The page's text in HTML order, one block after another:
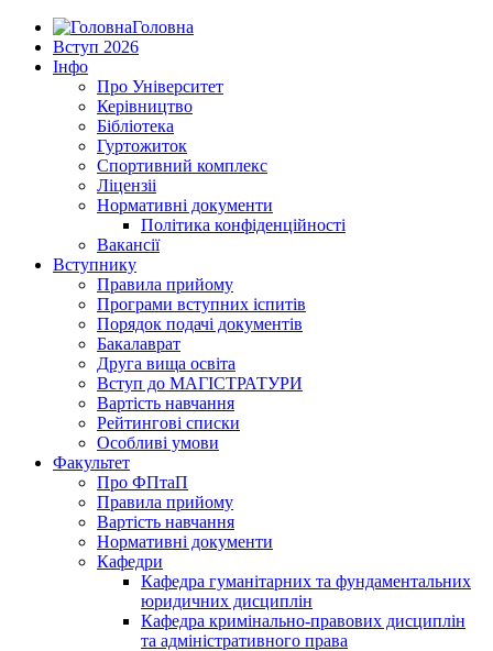
Головна
Вступ 2026
Інфо
Про Університет
Керівництво
Бібліотека
Гуртожиток
Спортивний комплекс
Ліцензіі
Нормативні документи
Політика конфіденційності
Вакансії
Вступнику
Правила прийому
Програми вступних іспитів
Порядок подачі документів
Бакалаврат
Друга вища освіта
Вступ до МАГІСТРАТУРИ
Вартість навчання
Рейтингові списки
Особливі умови
Факультет
Про ФПтаП
Правила прийому
Вартість навчання
Нормативні документи
Кафедри
Кафедра гуманітарних та фундаментальних
юридичних дисциплін
Кафедра кримінально-правових дисциплін
та адміністративного права